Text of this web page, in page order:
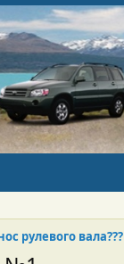
рулевого вала???